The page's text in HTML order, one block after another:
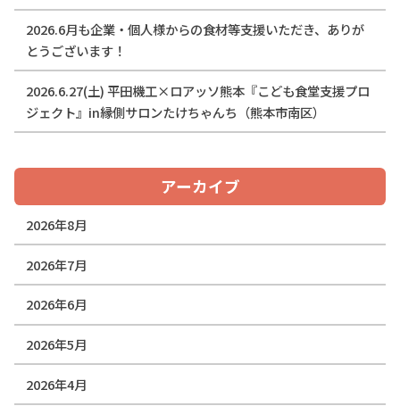
2026.6月も企業・個人様からの食材等支援いただき、ありが
とうございます！
2026.6.27(土) 平田機工×ロアッソ熊本『こども食堂支援プロ
ジェクト』in縁側サロンたけちゃんち（熊本市南区）
アーカイブ
2026年8月
2026年7月
2026年6月
2026年5月
2026年4月